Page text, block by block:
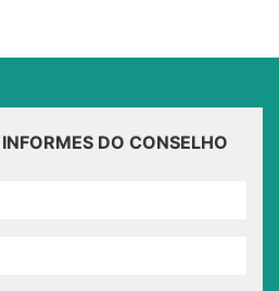
DO CONSELHO